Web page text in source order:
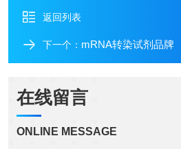
返回列表
下一个： mRNA转染试剂品牌
在线留言
ONLINE MESSAGE